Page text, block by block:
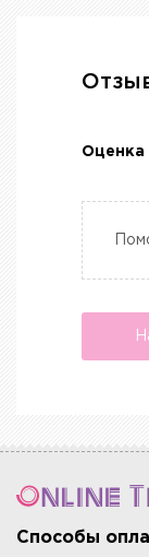
Оценка
Способы